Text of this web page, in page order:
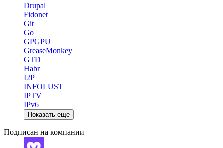
Drupal
Fidonet
Git
Go
GPGPU
GreaseMonkey
GTD
Habr
I2P
INFOLUST
IPTV
IPv6
Показать еще
Подписан на компании